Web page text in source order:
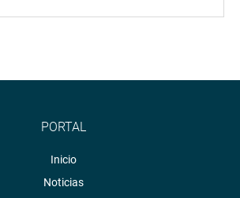
PORTAL
Inicio
Noticias